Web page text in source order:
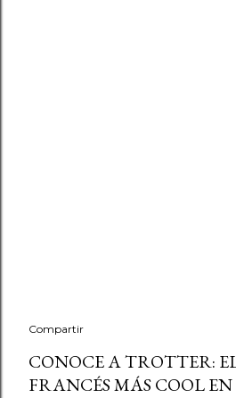
Compartir
CONOCE A TROTTER:
FRANCÉS MÁS COOL